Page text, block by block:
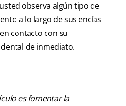
observa algún tipo de
a lo largo de sus encías
contacto con su
de inmediato.
es fomentar la